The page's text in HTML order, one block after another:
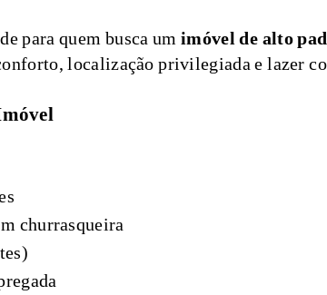
para quem busca umimóvel de alto
localização privilegiada e lazer
churrasqueira